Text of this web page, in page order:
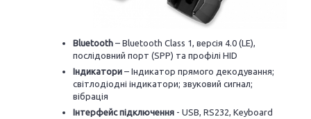
Bluetooth – Bluetooth Class 1, версія 4.0 (LE),
послідовний порт (SPP) та профілі HID
Індикатори – Індикатор прямого декодування;
світлодіодні індикатори; звуковий сигнал;
вібрація
Інтерфейс підключення - USB, RS232, Keyboard